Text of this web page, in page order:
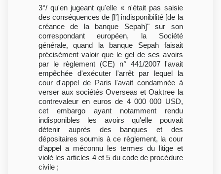
3°/ qu'en jugeant qu'elle « n'était pas saisie
des conséquences de [l'] indisponibilité [de la
créance de la banque Sepah]" sur son
correspondant européen, la Société
générale, quand la banque Sepah faisait
précisément valoir que le gel de ses avoirs
par le règlement (CE) n° 441/2007 l'avait
empêchée d'exécuter l'arrêt par lequel la
cour d'appel de Paris l'avait condamnée à
verser aux sociétés Overseas et Oaktree la
contrevaleur en euros de 4 000 000 USD,
cet embargo ayant notamment rendu
indisponibles les avoirs qu'elle pouvait
détenir auprès des banques et des
dépositaires soumis à ce règlement, la cour
d'appel a méconnu les termes du litige et
violé les articles 4 et 5 du code de procédure
civile ;